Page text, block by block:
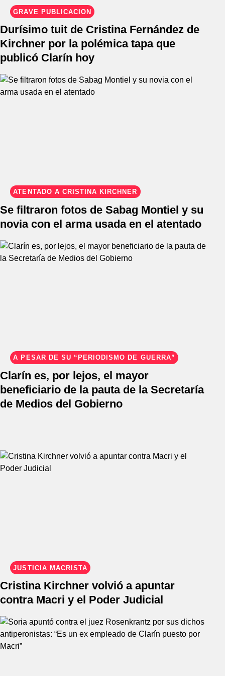
GRAVE PUBLICACIÓN
Durísimo tuit de Cristina Fernández de
Kirchner por la polémica tapa que
publicó Clarín hoy
ATENTADO A CRISTINA KIRCHNER
Se filtraron fotos de Sabag Montiel y su
novia con el arma usada en el atentado
A PESAR DE SU “PERIODISMO DE GUERRA”
Clarín es, por lejos, el mayor
beneficiario de la pauta de la Secretaría
de Medios del Gobierno
JUSTICIA MACRISTA
Cristina Kirchner volvió a apuntar
contra Macri y el Poder Judicial